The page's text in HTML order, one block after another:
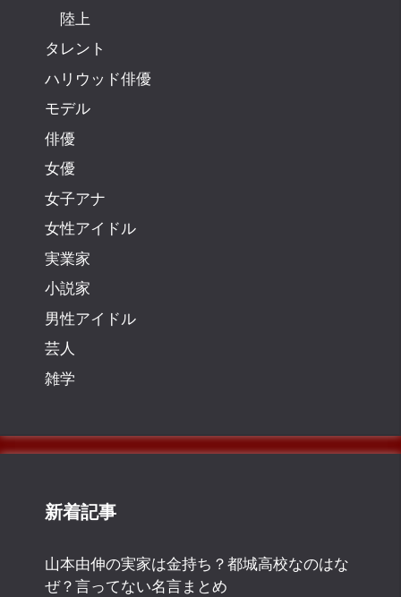
陸上
タレント
ハリウッド俳優
モデル
俳優
女優
女子アナ
女性アイドル
実業家
小説家
男性アイドル
芸人
雑学
新着記事
山本由伸の実家は金持ち？都城高校なのはな
ぜ？言ってない名言まとめ